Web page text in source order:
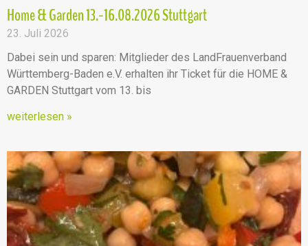
Home & Garden 13.-16.08.2026 Stuttgart
23. Juli 2026
Dabei sein und sparen: Mitglieder des LandFrauenverband
Württemberg-Baden e.V. erhalten ihr Ticket für die HOME &
GARDEN Stuttgart vom 13. bis
weiterlesen »